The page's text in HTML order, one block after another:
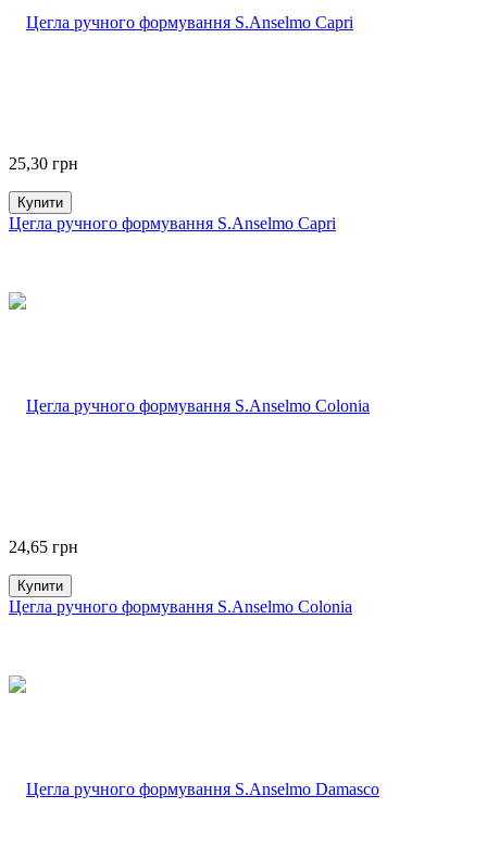
25,30 грн
Купити
Цегла ручного формування S.Anselmo Capri
24,65 грн
Купити
Цегла ручного формування S.Anselmo Colonia